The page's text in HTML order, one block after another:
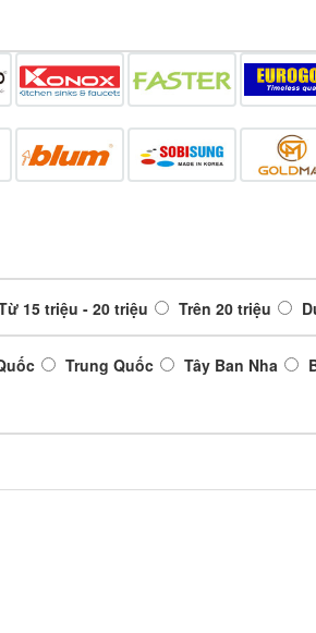
15 triệu - 20 triệu Trên 20 triệu
Trung Quốc Tây Ban Nha